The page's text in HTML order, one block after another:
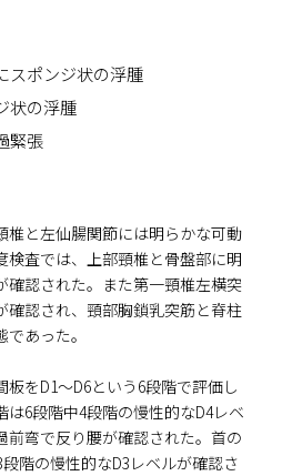
スポンジ状の浮腫
状の浮腫
緊張
椎と左仙腸関節には明らかな可動
検査では、上部頸椎と骨盤部に明
確認された。また第一頸椎左横突
確認され、頸部胸鎖乳突筋と脊柱
あった。
をD1～D6という6段階で評価し
6段階中4段階の慢性的なD4レベ
前弯で反り腰が確認された。首の
階の慢性的なD3レベルが確認さ